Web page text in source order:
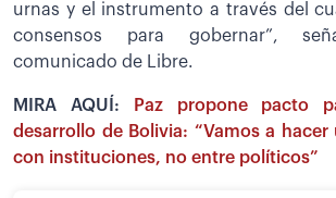
urnas y el instrumento a través del
consensos para gobernar”,
comunicado de Libre.
MIRA AQUÍ:
Paz propone pacto
desarrollo de Bolivia: “Vamos a
con instituciones, no entre políticos”